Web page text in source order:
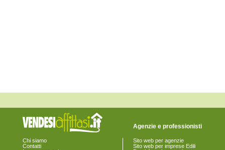
Chi siamo
Contatti
Agenzie e professionisti
Sito web per agenzie
Sito web per imprese Edili